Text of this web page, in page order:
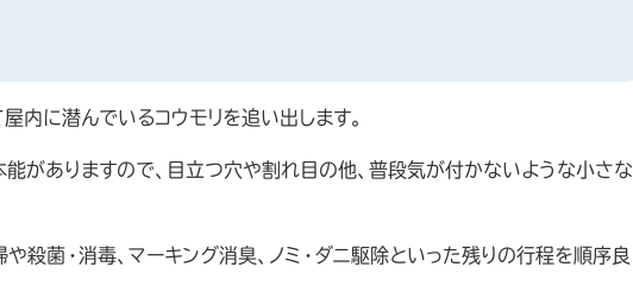
内に潜んでいるコウモリを追い出します。
能がありますので、目立つ穴や割れ目の他、普段気が付かないような小さな
殺菌・消毒、マーキング消臭、ノミ・ダニ駆除といった残りの行程を順序良